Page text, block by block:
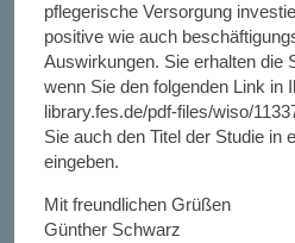
pflegerische Versorgung
positive wie auch
Auswirkungen. Sie erhalten die
wenn Sie den folgenden Link in
library.fes.de/pdf-files/wiso/
Sie auch den Titel der Studie in
eingeben.
Mit freundlichen Grüßen
Günther Schwarz